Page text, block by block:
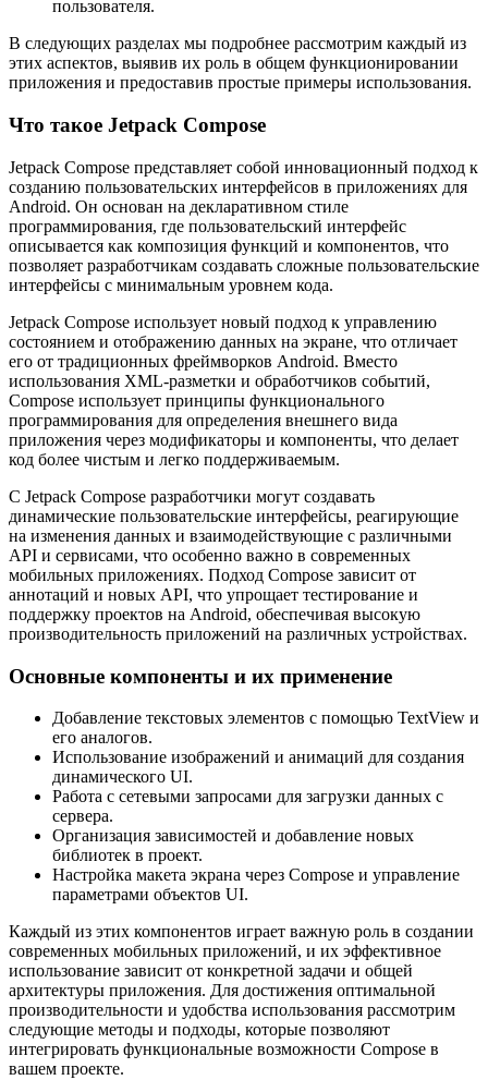
пользователя.
В следующих разделах мы подробнее рассмотрим каждый из
этих аспектов, выявив их роль в общем функционировании
приложения и предоставив простые примеры использования.
Что такое Jetpack Compose
Jetpack Compose представляет собой инновационный подход к
созданию пользовательских интерфейсов в приложениях для
Android. Он основан на декларативном стиле
программирования, где пользовательский интерфейс
описывается как композиция функций и компонентов, что
позволяет разработчикам создавать сложные пользовательские
интерфейсы с минимальным уровнем кода.
Jetpack Compose использует новый подход к управлению
состоянием и отображению данных на экране, что отличает
его от традиционных фреймворков Android. Вместо
использования XML-разметки и обработчиков событий,
Compose использует принципы функционального
программирования для определения внешнего вида
приложения через модификаторы и компоненты, что делает
код более чистым и легко поддерживаемым.
С Jetpack Compose разработчики могут создавать
динамические пользовательские интерфейсы, реагирующие
на изменения данных и взаимодействующие с различными
API и сервисами, что особенно важно в современных
мобильных приложениях. Подход Compose зависит от
аннотаций и новых API, что упрощает тестирование и
поддержку проектов на Android, обеспечивая высокую
производительность приложений на различных устройствах.
Основные компоненты и их применение
Добавление текстовых элементов с помощью TextView и
его аналогов.
Использование изображений и анимаций для создания
динамического UI.
Работа с сетевыми запросами для загрузки данных с
сервера.
Организация зависимостей и добавление новых
библиотек в проект.
Настройка макета экрана через Compose и управление
параметрами объектов UI.
Каждый из этих компонентов играет важную роль в создании
современных мобильных приложений, и их эффективное
использование зависит от конкретной задачи и общей
архитектуры приложения. Для достижения оптимальной
производительности и удобства использования рассмотрим
следующие методы и подходы, которые позволяют
интегрировать функциональные возможности Compose в
вашем проекте.